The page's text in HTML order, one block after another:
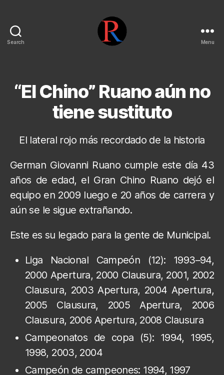
Search Menu
“El Chino” Ruano aún no
tiene sustituto
El lateral rojo más recordado de la historia
German Giovanni Ruano cumple este día 43
años de edad, el Gran Chino Ruano dejó el
equipo en 2009 luego e 20 años de carrera y
aún se le sigue extrañando.
Este es su legado para la gente de Municipal.
Liga Nacional Campeón (12): 1993–94,
2000 Apertura, 2000 Clausura, 2001, 2002
Clausura, 2003 Apertura, 2004 Apertura,
2005 Clausura, 2005 Apertura, 2006
Clausura, 2006 Apertura, 2008 Clausura
Campeonatos de copa (5): 1994, 1995,
1998, 2003, 2004
Campeón de campeones: 1994, 1997